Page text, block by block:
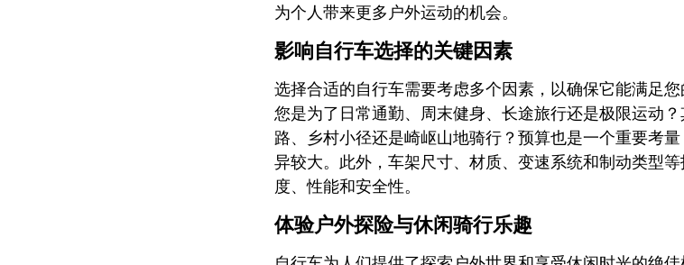
为个人带来更多户外运动的机会。
影响自行车选择的关键因素
选择合适的自行车需要考虑多个因素，以确保它能满足
您是为了日常通勤、周末健身、长途旅行还是极限运动
路、乡村小径还是崎岖山地骑行？预算也是一个重要考
异较大。此外，车架尺寸、材质、变速系统和制动类型
度、性能和安全性。
体验户外探险与休闲骑行乐趣